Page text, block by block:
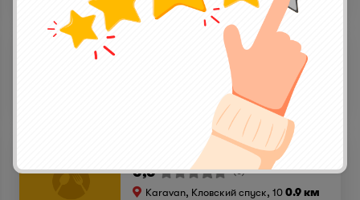
₴ 5990,00
750 ml
Karavan, Кловский спуск, 10
0.9 км
750 ml
0,0
(0)
Karavan, Кловский спуск, 100.9 км